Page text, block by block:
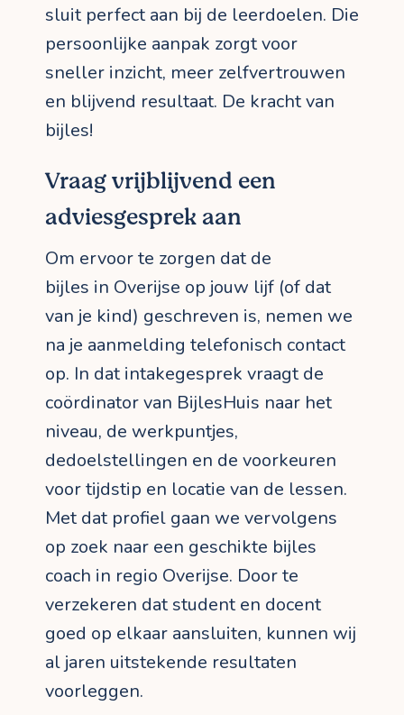
sluit perfect aan bij de leerdoelen. Die
persoonlijke aanpak zorgt voor
sneller inzicht, meer zelfvertrouwen
en blijvend resultaat. De kracht van
bijles!
Vraag vrijblijvend een
adviesgesprek aan
Om ervoor te zorgen dat de
bijles in Overijse op jouw lijf (of dat
van je kind) geschreven is, nemen we
na je aanmelding telefonisch contact
op. In dat intakegesprek vraagt de
coördinator van BijlesHuis naar het
niveau, de werkpuntjes,
dedoelstellingen en de voorkeuren
voor tijdstip en locatie van de lessen.
Met dat profiel gaan we vervolgens
op zoek naar een geschikte bijles
coach in regio Overijse. Door te
verzekeren dat student en docent
goed op elkaar aansluiten, kunnen wij
al jaren uitstekende resultaten
voorleggen.